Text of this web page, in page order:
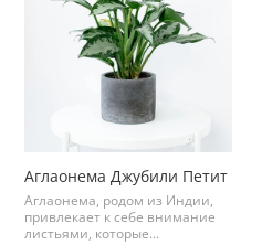
Аглаонема Джубили Петит
Аглаонема, родом из Индии,
привлекает к себе внимание
листьями, которые...